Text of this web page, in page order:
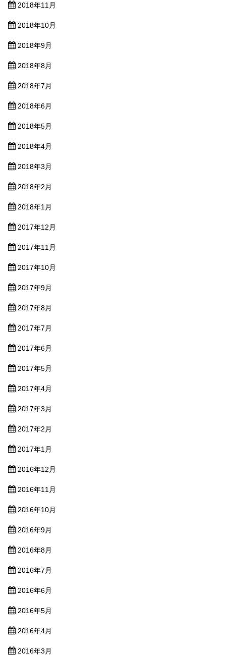
2018年11月
2018年10月
2018年9月
2018年8月
2018年7月
2018年6月
2018年5月
2018年4月
2018年3月
2018年2月
2018年1月
2017年12月
2017年11月
2017年10月
2017年9月
2017年8月
2017年7月
2017年6月
2017年5月
2017年4月
2017年3月
2017年2月
2017年1月
2016年12月
2016年11月
2016年10月
2016年9月
2016年8月
2016年7月
2016年6月
2016年5月
2016年4月
2016年3月